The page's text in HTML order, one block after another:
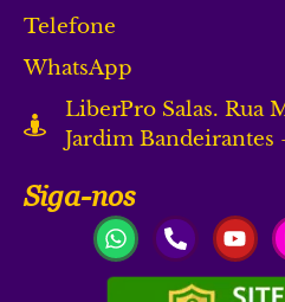
Telefone
WhatsApp
LiberPro Salas. Rua
Jardim Bandeirantes
Siga-nos